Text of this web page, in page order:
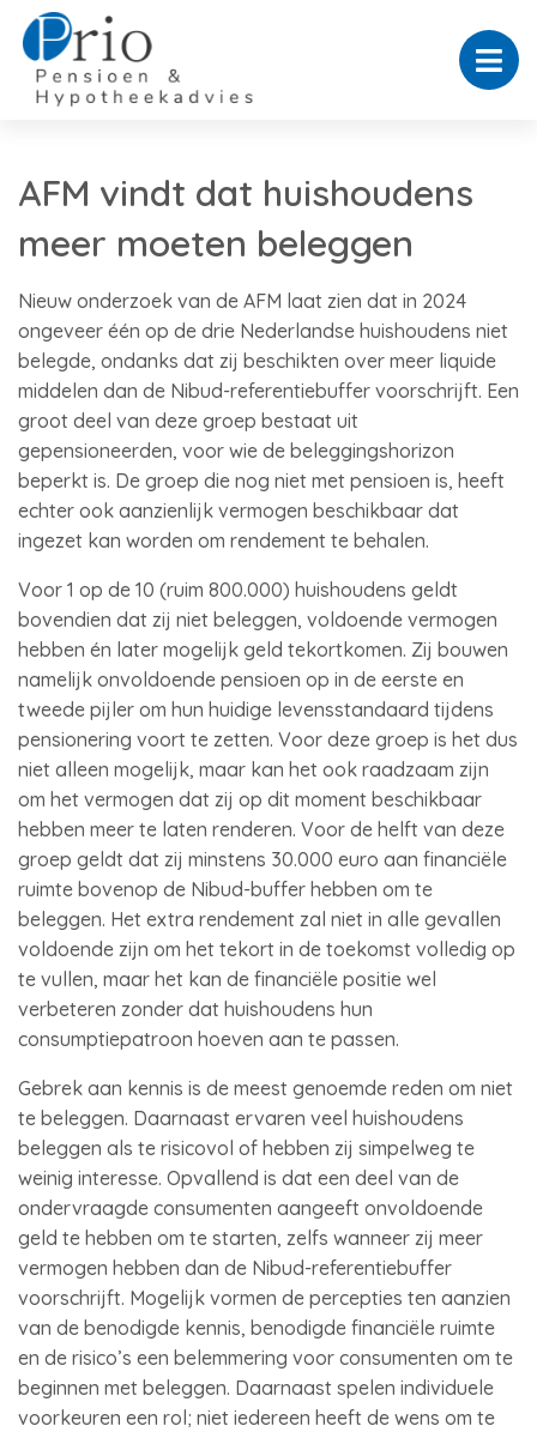
AFM vindt dat huishoudens
meer moeten beleggen
Nieuw onderzoek van de AFM laat zien dat in 2024
ongeveer één op de drie Nederlandse huishoudens niet
belegde, ondanks dat zij beschikten over meer liquide
middelen dan de Nibud-referentiebuffer voorschrijft. Een
groot deel van deze groep bestaat uit
gepensioneerden, voor wie de beleggingshorizon
beperkt is. De groep die nog niet met pensioen is, heeft
echter ook aanzienlijk vermogen beschikbaar dat
ingezet kan worden om rendement te behalen.
Voor 1 op de 10 (ruim 800.000) huishoudens geldt
bovendien dat zij niet beleggen, voldoende vermogen
hebben én later mogelijk geld tekortkomen. Zij bouwen
namelijk onvoldoende pensioen op in de eerste en
tweede pijler om hun huidige levensstandaard tijdens
pensionering voort te zetten. Voor deze groep is het dus
niet alleen mogelijk, maar kan het ook raadzaam zijn
om het vermogen dat zij op dit moment beschikbaar
hebben meer te laten renderen. Voor de helft van deze
groep geldt dat zij minstens 30.000 euro aan financiële
ruimte bovenop de Nibud-buffer hebben om te
beleggen. Het extra rendement zal niet in alle gevallen
voldoende zijn om het tekort in de toekomst volledig op
te vullen, maar het kan de financiële positie wel
verbeteren zonder dat huishoudens hun
consumptiepatroon hoeven aan te passen.
Gebrek aan kennis is de meest genoemde reden om niet
te beleggen. Daarnaast ervaren veel huishoudens
beleggen als te risicovol of hebben zij simpelweg te
weinig interesse. Opvallend is dat een deel van de
ondervraagde consumenten aangeeft onvoldoende
geld te hebben om te starten, zelfs wanneer zij meer
vermogen hebben dan de Nibud-referentiebuffer
voorschrijft. Mogelijk vormen de percepties ten aanzien
van de benodigde kennis, benodigde financiële ruimte
en de risico’s een belemmering voor consumenten om te
beginnen met beleggen. Daarnaast spelen individuele
voorkeuren een rol; niet iedereen heeft de wens om te